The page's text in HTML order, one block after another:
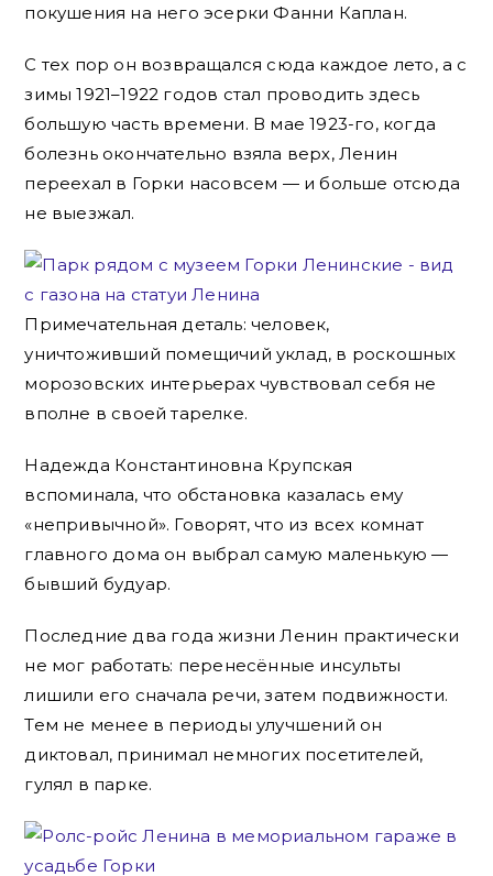
покушения на него эсерки Фанни Каплан.
С тех пор он возвращался сюда каждое лето, а с
зимы 1921–1922 годов стал проводить здесь
большую часть времени. В мае 1923-го, когда
болезнь окончательно взяла верх, Ленин
переехал в Горки насовсем — и больше отсюда
не выезжал.
Примечательная деталь: человек,
уничтоживший помещичий уклад, в роскошных
морозовских интерьерах чувствовал себя не
вполне в своей тарелке.
Надежда Константиновна Крупская
вспоминала, что обстановка казалась ему
«непривычной». Говорят, что из всех комнат
главного дома он выбрал самую маленькую —
бывший будуар.
Последние два года жизни Ленин практически
не мог работать: перенесённые инсульты
лишили его сначала речи, затем подвижности.
Тем не менее в периоды улучшений он
диктовал, принимал немногих посетителей,
гулял в парке.